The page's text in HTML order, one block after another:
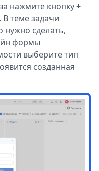
нажмите кнопку+
В теме задачи
нужно сделать,
формы
выберите тип
созданная